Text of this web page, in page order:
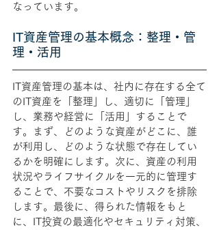
なっています。
IT資産管理の基本概念：整理・管
理・活用
IT資産管理の基本は、社内に存在する全て
のIT資産を「整理」し、適切に「管理」
し、業務や経営に「活用」することで
す。まず、どのような資産がどこに、誰
が利用し、どのような状態で存在してい
るかを明確にします。次に、資産の利用
状況やライフサイクルを一元的に管理す
ることで、不要なコストやリスクを排除
します。最後に、得られた情報をもと
に、IT投資の最適化やセキュリティ対策、